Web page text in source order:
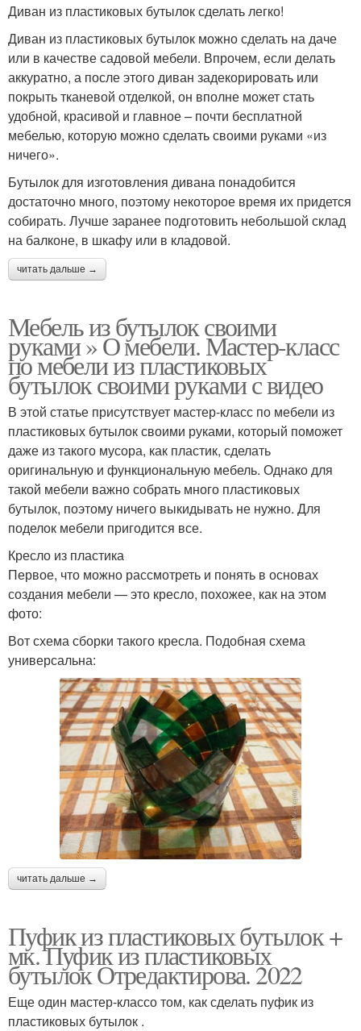
Диван из пластиковых бутылок сделать легко!
Диван из пластиковых бутылок можно сделать на даче
или в качестве садовой мебели. Впрочем, если делать
аккуратно, а после этого диван задекорировать или
покрыть тканевой отделкой, он вполне может стать
удобной, красивой и главное – почти бесплатной
мебелью, которую можно сделать своими руками «из
ничего».
Бутылок для изготовления дивана понадобится
достаточно много, поэтому некоторое время их придется
собирать. Лучше заранее подготовить небольшой склад
на балконе, в шкафу или в кладовой.
читать дальше →
Мебель из бутылок своими
руками » О мебели. Мастер-класс
по мебели из пластиковых
бутылок своими руками с видео
В этой статье присутствует мастер-класс по мебели из
пластиковых бутылок своими руками, который поможет
даже из такого мусора, как пластик, сделать
оригинальную и функциональную мебель. Однако для
такой мебели важно собрать много пластиковых
бутылок, поэтому ничего выкидывать не нужно. Для
поделок мебели пригодится все.
Кресло из пластика
Первое, что можно рассмотреть и понять в основах
создания мебели — это кресло, похожее, как на этом
фото:
Вот схема сборки такого кресла. Подобная схема
универсальна:
читать дальше →
Пуфик из пластиковых бутылок +
мк. Пуфик из пластиковых
бутылок Отредактирова. 2022
Еще один мастер-классо том, как сделать пуфик из
пластиковых бутылок .